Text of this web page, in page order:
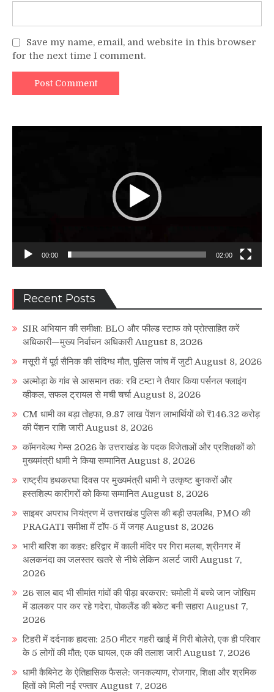
Save my name, email, and website in this browser
for the next time I comment.
00:00 02:00
Recent Posts
SIR अभियान की समीक्षा: BLO और फील्ड स्टाफ को प्रोत्साहित करें
अधिकारी—मुख्य निर्वाचन अधिकारी August 8, 2026
मसूरी में पूर्व सैनिक की संदिग्ध मौत, पुलिस जांच में जुटी August 8, 2026
अल्मोड़ा के गांव से आसमान तक: रवि टम्टा ने तैयार किया पर्सनल फ्लाइंग
व्हीकल, सफल ट्रायल से मची चर्चा August 8, 2026
CM धामी का बड़ा तोहफा, 9.87 लाख पेंशन लाभार्थियों को ₹146.32 करोड़
की पेंशन राशि जारी August 8, 2026
कॉमनवेल्थ गेम्स 2026 के उत्तराखंड के पदक विजेताओं और प्रशिक्षकों को
मुख्यमंत्री धामी ने किया सम्मानित August 8, 2026
राष्ट्रीय हथकरघा दिवस पर मुख्यमंत्री धामी ने उत्कृष्ट बुनकरों और
हस्तशिल्प कारीगरों को किया सम्मानित August 8, 2026
साइबर अपराध नियंत्रण में उत्तराखंड पुलिस की बड़ी उपलब्धि, PMO की
PRAGATI समीक्षा में टॉप-5 में जगह August 8, 2026
भारी बारिश का कहर: हरिद्वार में काली मंदिर पर गिरा मलबा, श्रीनगर में
अलकनंदा का जलस्तर खतरे से नीचे लेकिन अलर्ट जारी August 7,
2026
26 साल बाद भी सीमांत गांवों की पीड़ा बरकरार: चमोली में बच्चे जान जोखिम
में डालकर पार कर रहे गदेरा, पोकलैंड की बकेट बनी सहारा August 7,
2026
टिहरी में दर्दनाक हादसा: 250 मीटर गहरी खाई में गिरी बोलेरो, एक ही परिवार
के 5 लोगों की मौत; एक घायल, एक की तलाश जारी August 7, 2026
धामी कैबिनेट के ऐतिहासिक फैसले: जनकल्याण, रोजगार, शिक्षा और श्रमिक
हितों को मिली नई रफ्तार August 7, 2026